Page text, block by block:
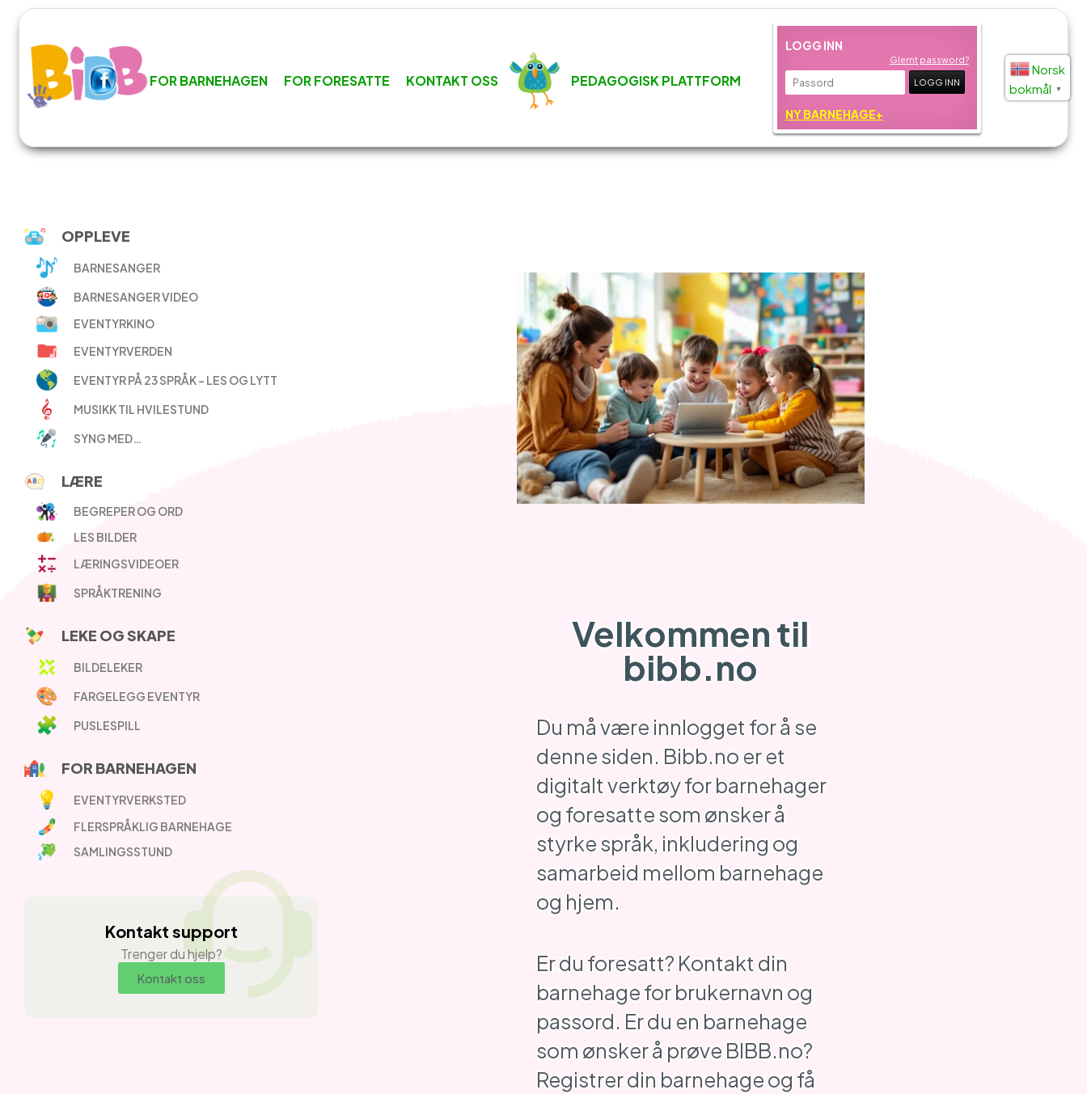
FOR BARNEHAGEN FOR FORESATTE KONTAKT OSS PEDAGOGISK PLATTFORM
LOGG INN
Glemt password?
NY BARNEHAGE+
Norsk
bokmål
▼
OPPLEVE
BARNESANGER
BARNESANGER VIDEO
EVENTYRKINO
EVENTYRVERDEN
EVENTYR PÅ 23 SPRÅK – LES OG LYTT
MUSIKK TIL HVILESTUND
SYNG MED…
LÆRE
BEGREPER OG ORD
LES BILDER
LÆRINGSVIDEOER
SPRÅKTRENING
LEKE OG SKAPE
BILDELEKER
FARGELEGG EVENTYR
PUSLESPILL
FOR BARNEHAGEN
EVENTYRVERKSTED
FLERSPRÅKLIG BARNEHAGE
SAMLINGSSTUND
Kontakt support
Trenger du hjelp?
Kontakt oss
Velkommen til
bibb.no
Du må være innlogget for å se
denne siden. Bibb.no er et
digitalt verktøy for barnehager
og foresatte som ønsker å
styrke språk, inkludering og
samarbeid mellom barnehage
og hjem.
Er du foresatt? Kontakt din
barnehage for brukernavn og
passord. Er du en barnehage
som ønsker å prøve BIBB.no?
Registrer din barnehage og få